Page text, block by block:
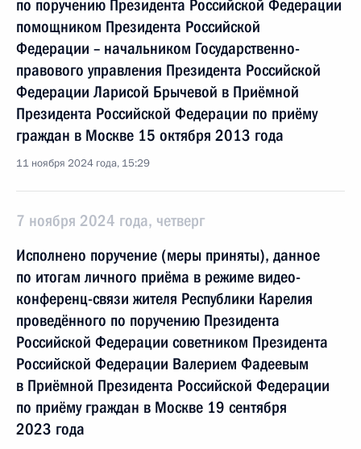
по поручению Президента Российской Федерации
помощником Президента Российской
Федерации – начальником Государственно-
правового управления Президента Российской
Федерации Ларисой Брычевой в Приёмной
Президента Российской Федерации по приёму
граждан в Москве 15 октября 2013 года
11 ноября 2024 года, 15:29
7 ноября 2024 года, четверг
Исполнено поручение (меры приняты), данное
по итогам личного приёма в режиме видео-
конференц-связи жителя Республики Карелия
проведённого по поручению Президента
Российской Федерации советником Президента
Российской Федерации Валерием Фадеевым
в Приёмной Президента Российской Федерации
по приёму граждан в Москве 19 сентября
2023 года